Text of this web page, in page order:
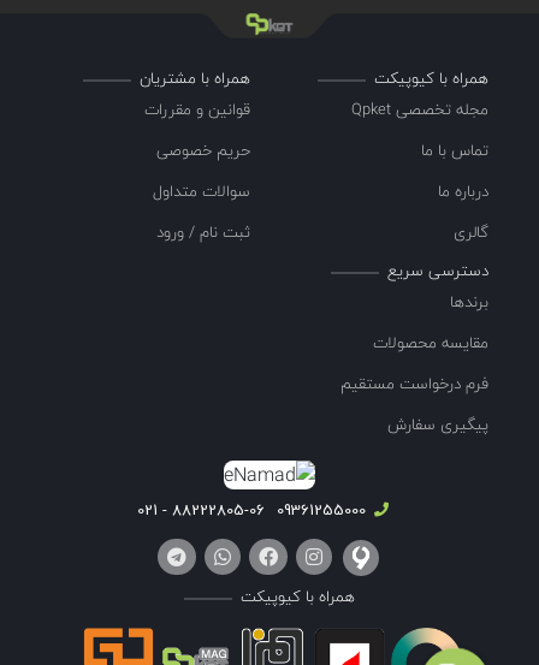
همراه با کیوپیکت
مجله تخصصی Qpket
تماس با ما
درباره ما
گالری
همراه با مشتریان
قوانین و مقررات
حریم خصوصی
سوالات متداول
ثبت نام / ورود
دسترسی سریع
برندها
مقایسه محصولات
فرم درخواست مستقیم
پیگیری سفارش
09361255000
88222805-06 - 021
همراه با کیوپیکت